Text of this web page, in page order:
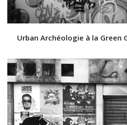
Urban Archéologie à la Green